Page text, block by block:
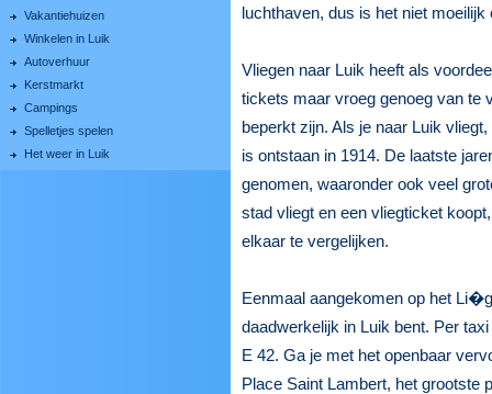
Vakantiehuizen
Winkelen in Luik
Autoverhuur
Kerstmarkt
Campings
Spelletjes spelen
Het weer in Luik
luchthaven, dus is het niet
Vliegen naar Luik heeft als
tickets maar vroeg genoeg van te
beperkt zijn. Als je naar Luik
is ontstaan in 1914. De laatste
genomen, waaronder ook veel
stad vliegt en een vliegticket
elkaar te vergelijken.
Eenmaal aangekomen op het
daadwerkelijk in Luik bent. Per
E 42. Ga je met het openbaar
Place Saint Lambert, het grootste